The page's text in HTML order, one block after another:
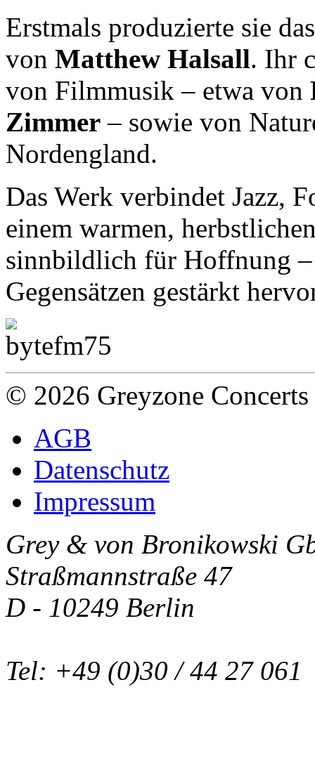
Erstmals produzierte sie
von Matthew Halsall. Ihr
von Filmmusik – etwa von
Zimmer – sowie von
Nordengland.
Das Werk verbindet Jazz,
einem warmen,
sinnbildlich für Hoffnung
Gegensätzen gestärkt
© 2026 Greyzone
AGB
Datenschutz
Impressum
Grey & von Bronikowski
Straßmannstraße 47
D - 10249 Berlin
Tel: +49 (0)30 / 44 27 061